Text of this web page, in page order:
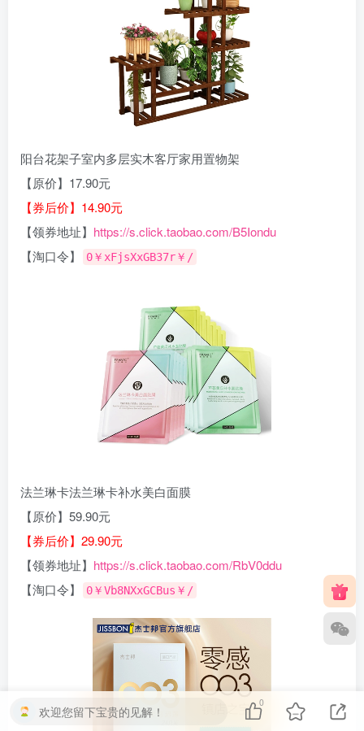
阳台花架子室内多层实木客厅家用置物架
【原价】17.90元
【券后价】14.90元
【领券地址】 https://s.click.taobao.com/B5Iondu
【淘口令】
0￥xFjsXxGB37r￥/
法兰琳卡法兰琳卡补水美白面膜
【原价】59.90元
【券后价】29.90元
【领券地址】 https://s.click.taobao.com/RbV0ddu
【淘口令】
0￥Vb8NXxGCBus￥/
欢迎您留下宝贵的见解！
0